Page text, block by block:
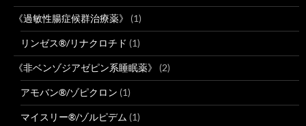
《過敏性腸症候群治療薬》 (1)
リンゼス®/リナクロチド (1)
《非ベンゾジアゼピン系睡眠薬》 (2)
アモバン®/ゾピクロン (1)
マイスリー®/ゾルピデム (1)